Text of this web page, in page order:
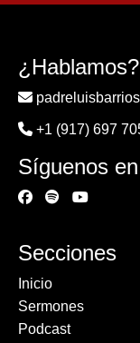
¿Hablamos?
+1 (917) 697
Síguenos
Secciones
Inicio
Sermones
Podcast